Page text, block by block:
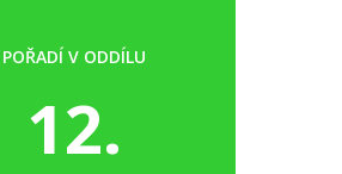
POŘADÍ V ODDÍLU
12.